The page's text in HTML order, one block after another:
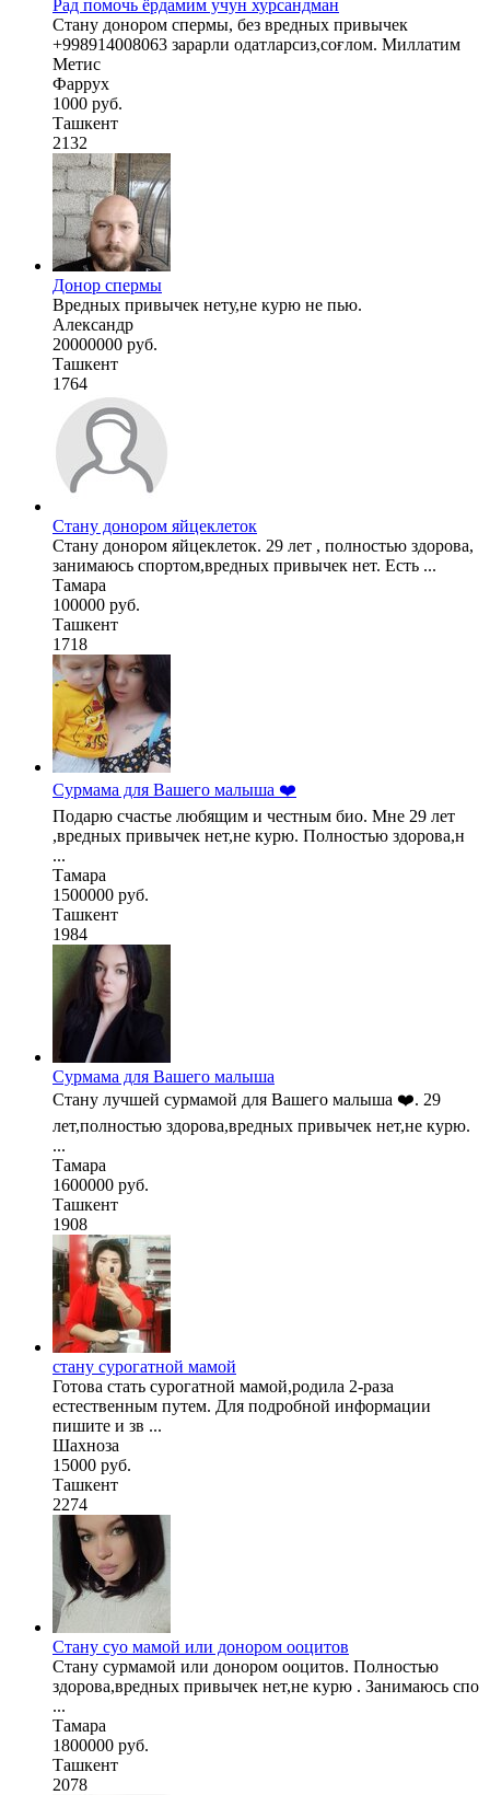
Рад помочь ёрдамим учун хурсандман
Стану донором спермы, без вредных привычек
+998914008063 зарарли одатларсиз,соғлом. Миллатим
Метис
Фаррух
1000 руб.
Ташкент
2132
Донор спермы
Вредных привычек нету,не курю не пью.
Александр
20000000 руб.
Ташкент
1764
Стану донором яйцеклеток
Стану донором яйцеклеток. 29 лет , полностью здорова,
занимаюсь спортом,вредных привычек нет. Есть ...
Тамара
100000 руб.
Ташкент
1718
Сурмама для Вашего малыша ❤️
Подарю счастье любящим и честным био. Мне 29 лет
,вредных привычек нет,не курю. Полностью здорова,н
...
Тамара
1500000 руб.
Ташкент
1984
Сурмама для Вашего малыша
Стану лучшей сурмамой для Вашего малыша ❤️. 29
лет,полностью здорова,вредных привычек нет,не курю.
...
Тамара
1600000 руб.
Ташкент
1908
стану сурогатной мамой
Готова стать сурогатной мамой,родила 2-раза
естественным путем. Для подробной информации
пишите и зв ...
Шахноза
15000 руб.
Ташкент
2274
Стану суо мамой или донором ооцитов
Стану сурмамой или донором ооцитов. Полностью
здорова,вредных привычек нет,не курю . Занимаюсь спо
...
Тамара
1800000 руб.
Ташкент
2078